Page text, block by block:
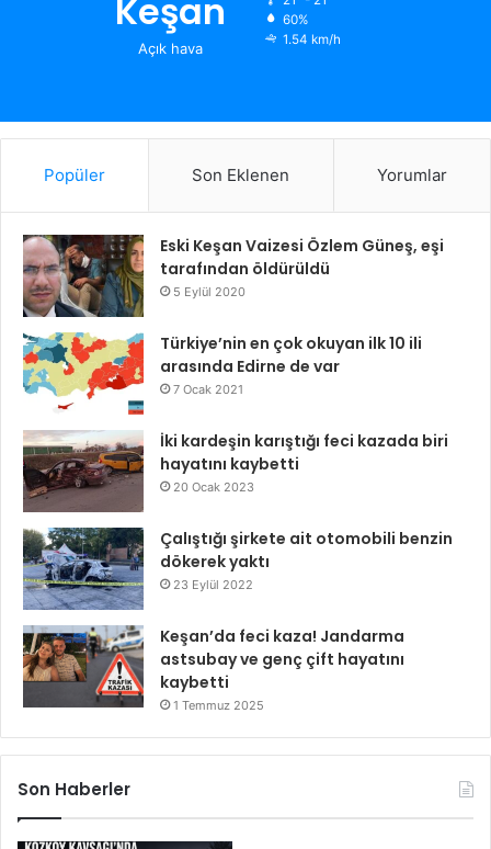
Keşan
Açık hava
60%
1.54 km/h
Popüler Son Eklenen Yorumlar
Eski Keşan Vaizesi Özlem Güneş, eşi
tarafından öldürüldü
5 Eylül 2020
Türkiye’nin en çok okuyan ilk 10 ili
arasında Edirne de var
7 Ocak 2021
İki kardeşin karıştığı feci kazada biri
hayatını kaybetti
20 Ocak 2023
Çalıştığı şirkete ait otomobili benzin
dökerek yaktı
23 Eylül 2022
Keşan’da feci kaza! Jandarma
astsubay ve genç çift hayatını
kaybetti
1 Temmuz 2025
Son Haberler